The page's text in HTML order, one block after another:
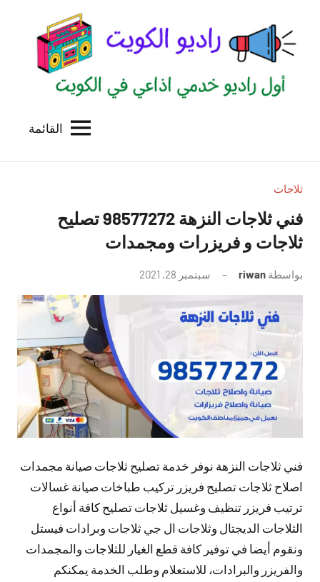
المحتوى
الكويت
للاعلانات
بالكويت
القائمة
ثلاجات
فني ثلاجات النزهة 98577272 تصليح
ثلاجات و فريزرات ومجمدات
بواسطة riwan سبتمبر 28, 2021
توجد
تعليقات
فني ثلاجات النزهة نوفر خدمة تصليح ثلاجات صيانة مجمدات
اصلاح ثلاجات تصليح فريزر تركيب طباخات صيانة غسالات
ترتيب فريزر تنظيف وغسيل ثلاجات تصليح كافة أنواع
الثلاجات الديجتال وثلاجات ال جي ثلاجات وبرادات فيستل
ونقوم أيضا في توفير كافة قطع الغيار للثلاجات والمجمدات
والفريزر والبرادات، للاستعلام وطلب الخدمة يمكنكم